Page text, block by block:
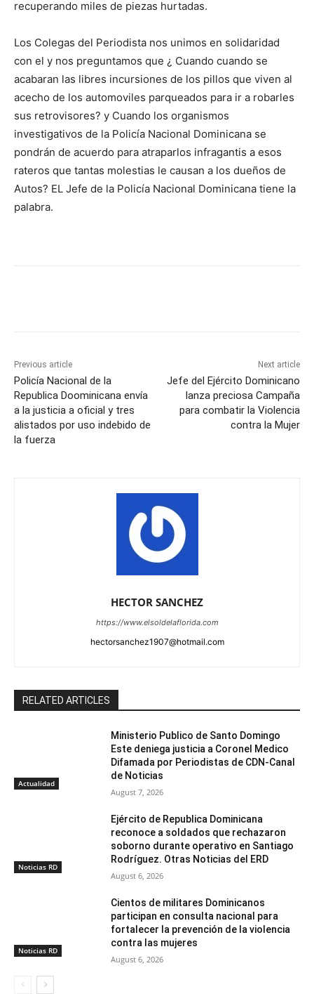
recuperando miles de piezas hurtadas.
Los Colegas del Periodista nos unimos en solidaridad
con el y nos preguntamos que ¿ Cuando cuando se
acabaran las libres incursiones de los pillos que viven al
acecho de los automoviles parqueados para ir a robarles
sus retrovisores? y Cuando los organismos
investigativos de la Policía Nacional Dominicana se
pondrán de acuerdo para atraparlos infragantis a esos
rateros que tantas molestias le causan a los dueños de
Autos? EL Jefe de la Policía Nacional Dominicana tiene la
palabra.
Previous article
Policía Nacional de la
Republica Doominicana envía
a la justicia a oficial y tres
alistados por uso indebido de
la fuerza
Next article
Jefe del Ejército Dominicano
lanza preciosa Campaña
para combatir la Violencia
contra la Mujer
HECTOR SANCHEZ
https://www.elsoldelaflorida.com
hectorsanchez1907@hotmail.com
RELATED ARTICLES
Actualidad
Ministerio Publico de Santo Domingo
Este deniega justicia a Coronel Medico
Difamada por Periodistas de CDN-Canal
de Noticias
August 7, 2026
Noticias RD
Ejército de Republica Dominicana
reconoce a soldados que rechazaron
soborno durante operativo en Santiago
Rodríguez. Otras Noticias del ERD
August 6, 2026
Noticias RD
Cientos de militares Dominicanos
participan en consulta nacional para
fortalecer la prevención de la violencia
contra las mujeres
August 6, 2026